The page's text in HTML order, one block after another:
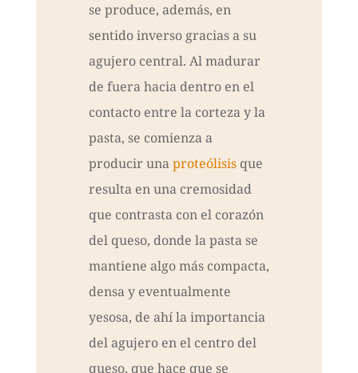
se produce, además, en
sentido inverso gracias a su
agujero central. Al madurar
de fuera hacia dentro en el
contacto entre la corteza y la
pasta, se comienza a
producir unaproteólisisque
resulta en una cremosidad
que contrasta con el corazón
del queso, donde la pasta se
mantiene algo más compacta,
densa y eventualmente
yesosa, de ahí la importancia
del agujero en el centro del
queso, que hace que se